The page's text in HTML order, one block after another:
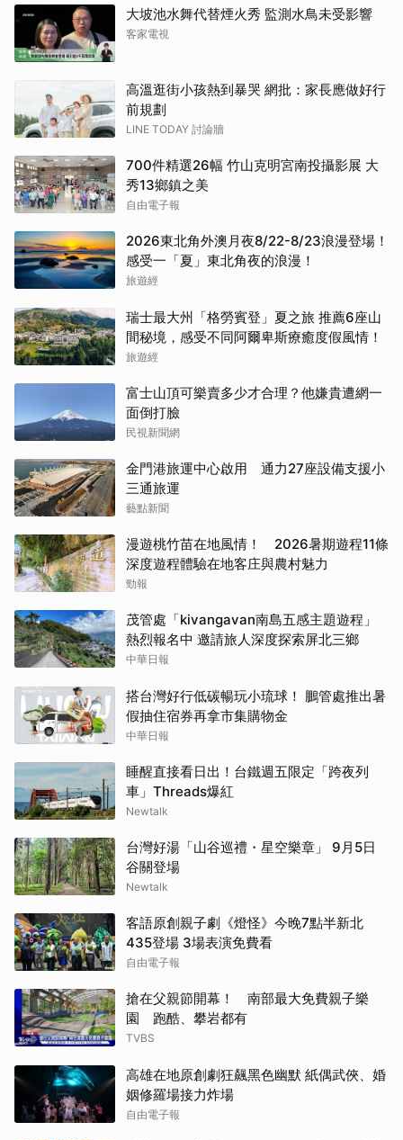
大坡池水舞代替煙火秀 監測水鳥未受影響
客家電視
高溫逛街小孩熱到暴哭 網批：家長應做好行
前規劃
LINE TODAY 討論牆
700件精選26幅 竹山克明宮南投攝影展 大
秀13鄉鎮之美
自由電子報
2026東北角外澳月夜8/22-8/23浪漫登場！
感受一「夏」東北角夜的浪漫！
旅遊經
瑞士最大州「格勞賓登」夏之旅 推薦6座山
間秘境，感受不同阿爾卑斯療癒度假風情！
旅遊經
富士山頂可樂賣多少才合理？他嫌貴遭網一
面倒打臉
民視新聞網
金門港旅運中心啟用 通力27座設備支援小
三通旅運
藝點新聞
漫遊桃竹苗在地風情！ 2026暑期遊程11條
深度遊程體驗在地客庄與農村魅力
勁報
茂管處「kivangavan南島五感主題遊程」
熱烈報名中 邀請旅人深度探索屏北三鄉
中華日報
搭台灣好行低碳暢玩小琉球！ 鵬管處推出暑
假抽住宿券再拿市集購物金
中華日報
睡醒直接看日出！台鐵週五限定「跨夜列
車」Threads爆紅
Newtalk
台灣好湯「山谷巡禮・星空樂章」 9月5日
谷關登場
Newtalk
客語原創親子劇《燈怪》今晚7點半新北
435登場 3場表演免費看
自由電子報
搶在父親節開幕！ 南部最大免費親子樂
園 跑酷、攀岩都有
TVBS
高雄在地原創劇狂飆黑色幽默 紙偶武俠、婚
姻修羅場接力炸場
自由電子報